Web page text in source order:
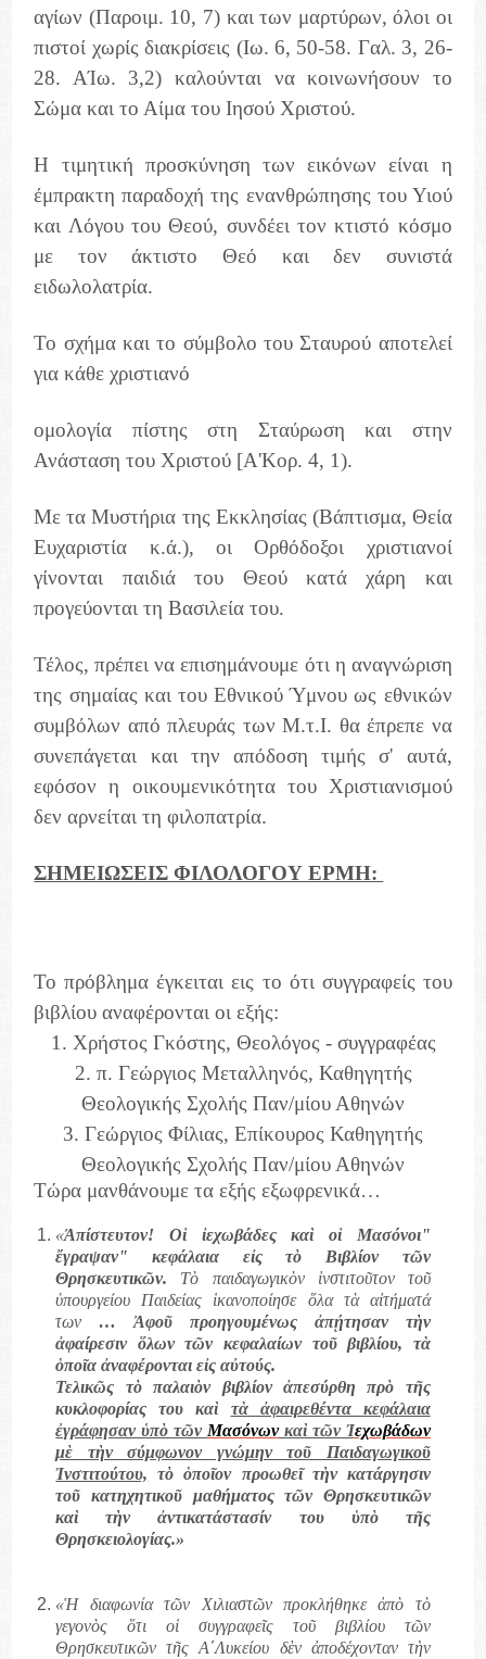
αγίων (Παροιμ. 10, 7) και των μαρτύρων, όλοι οι
πιστοί χωρίς διακρίσεις (Ιω. 6, 50-58. Γαλ. 3, 26-
28. ΑΊω. 3,2) καλούνται να κοινωνήσουν το
Σώμα και το Αίμα του Ιησού Χριστού.
Η τιμητική προσκύνηση των εικόνων είναι η
έμπρακτη παραδοχή της ενανθρώπησης του Υιού
και Λόγου του Θεού, συνδέει τον κτιστό κόσμο
με τον άκτιστο Θεό και δεν συνιστά
ειδωλολατρία.
Το σχήμα και το σύμβολο του Σταυρού αποτελεί
για κάθε χριστιανό
ομολογία πίστης στη Σταύρωση και στην
Ανάσταση του Χριστού [Α'Κορ. 4, 1).
Με τα Μυστήρια της Εκκλησίας (Βάπτισμα, Θεία
Ευχαριστία κ.ά.), οι Ορθόδοξοι χριστιανοί
γίνονται παιδιά του Θεού κατά χάρη και
προγεύονται τη Βασιλεία του.
Τέλος, πρέπει να επισημάνουμε ότι η αναγνώριση
της σημαίας και του Εθνικού Ύμνου ως εθνικών
συμβόλων από πλευράς των Μ.τ.Ι. θα έπρεπε να
συνεπάγεται και την απόδοση τιμής σ' αυτά,
εφόσον η οικουμενικότητα του Χριστιανισμού
δεν αρνείται τη φιλοπατρία.
ΣΗΜΕΙΩΣΕΙΣ ΦΙΛΟΛΟΓΟΥ ΕΡΜΗ:
Το πρόβλημα έγκειται εις το ότι συγγραφείς του
βιβλίου αναφέρονται οι εξής:
1. Χρήστος Γκόστης, Θεολόγος - συγγραφέας
2. π. Γεώργιος Μεταλληνός, Καθηγητής
Θεολογικής Σχολής Παν/μίου Αθηνών
3. Γεώργιος Φίλιας, Επίκουρος Καθηγητής
Θεολογικής Σχολής Παν/μίου Αθηνών
Τώρα μανθάνουμε τα εξής εξωφρενικά…
«Ἀπίστευτον! Οἱ ἰεχωβάδες καὶ οἱ Μασόνοι"
ἔγραψαν" κεφάλαια εἰς τὸ Βιβλίον τῶν
Θρησκευτικῶν. Τὸ παιδαγωγικὸν ἰνστιτοῦτον τοῦ
ὑπουργείου Παιδείας ἱκανοποίησε ὅλα τὰ αἰτήματά
των … Ἀφοῦ προηγουμένως ἀπῄτησαν τὴν
ἀφαίρεσιν ὅλων τῶν κεφαλαίων τοῦ βιβλίου, τὰ
ὁποῖα ἀναφέρονται εἰς αὐτούς.
Τελικῶς τὸ παλαιὸν βιβλίον ἀπεσύρθη πρὸ τῆς
κυκλοφορίας του καὶ τὰ ἀφαιρεθέντα κεφάλαια
ἐγράφησαν ὑπὸ τῶν Μασόνωνκαὶ τῶν Ἰεχωβάδων
μὲ τὴν σύμφωνον γνώμην τοῦ Παιδαγωγικοῦ
Ἰνστιτούτου, τὸ ὁποῖον προωθεῖ τὴν κατάργησιν
τοῦ κατηχητικοῦ μαθήματος τῶν Θρησκευτικῶν
καὶ τὴν ἀντικατάστασίν του ὑπὸ τῆς
Θρησκειολογίας.»
«Ἡ διαφωνία τῶν Χιλιαστῶν προκλήθηκε ἀπὸ τὸ
γεγονὸς ὅτι οἱ συγγραφεῖς τοῦ βιβλίου τῶν
Θρησκευτικῶν τῆς Α´Λυκείου δὲν ἀποδέχονταν τὴν